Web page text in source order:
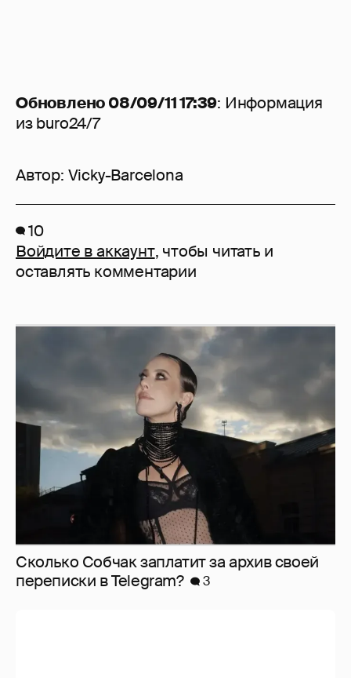
Обновлено 08/09/11 17:39: Информация
из buro24/7
Автор: Vicky-Barcelona
10
Войдите в аккаунт, чтобы читать и
оставлять комментарии
Сколько Собчак заплатит за архив своей
перeписки в Telegram?
3